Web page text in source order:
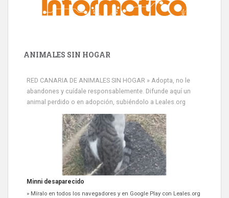
ANIMALES SIN HOGAR
RED CANARIA DE ANIMALES SIN HOGAR » Adopta, no le
abandones y cuídale responsablemente. Difunde aquí un
animal perdido o en adopción, subiéndolo a Leales.org
Minni desaparecido
» Míralo en todos los navegadores y en Google Play con Leales.org